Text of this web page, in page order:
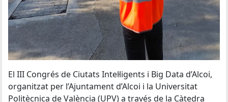
El III Congrés de Ciutats Intel·ligents i Big Data d’Alcoi,
organitzat per l’Ajuntament d’Alcoi i la Universitat
Politècnica de València (UPV) a través de la Càtedra